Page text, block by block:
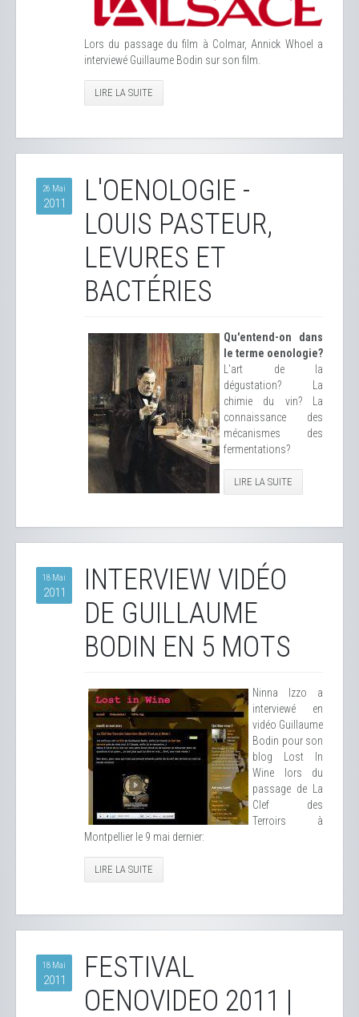
Lors du passage du film à Colmar, Annick Whoel a
interviewé Guillaume Bodin sur son film.
LIRE LA SUITE
26 Mai
2011
L'OENOLOGIE -
LOUIS PASTEUR,
LEVURES ET
BACTÉRIES
Qu'entend-on dans
le terme oenologie?
L'art de la
dégustation? La
chimie du vin? La
connaissance des
mécanismes des
fermentations?
LIRE LA SUITE
18 Mai
2011
INTERVIEW VIDÉO
DE GUILLAUME
BODIN EN 5 MOTS
Ninna Izzo a
interviewé en
vidéo Guillaume
Bodin pour son
blog Lost In
Wine lors du
passage de La
Clef des
Terroirs à
Montpellier le 9 mai dernier:
LIRE LA SUITE
18 Mai
2011
FESTIVAL
OENOVIDEO 2011 |